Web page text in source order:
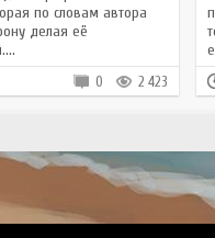
по словам автора
делая её
2 423
0